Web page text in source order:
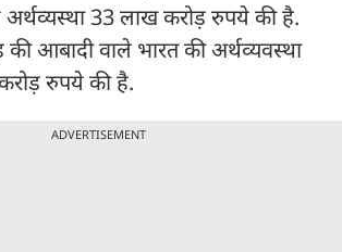
33 लाख करोड़ रुपये की है.
आबादी वाले भारत की अर्थव्यवस्था
रुपये की है.
ADVERTISEMENT